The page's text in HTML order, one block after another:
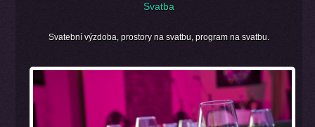
Svatba
Svatební výzdoba, prostory na svatbu, program na svatbu.